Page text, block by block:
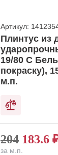
Артикул:
Плинтус из
19/80 C
покраску),
м.п.
204 183.6
за м.п.